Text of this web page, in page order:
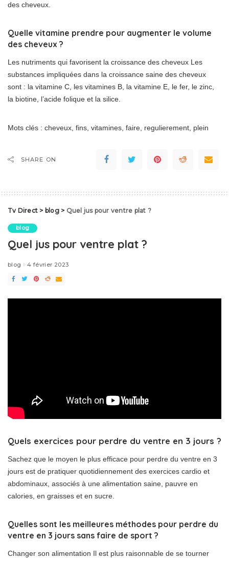
des cheveux.
Quelle vitamine prendre pour augmenter le volume
des cheveux ?
Les nutriments qui favorisent la croissance des cheveux Les
substances impliquées dans la croissance saine des cheveux
sont : la vitamine C, les vitamines B, la vitamine E, le fer, le zinc,
la biotine, l’acide folique et la silice.
Mots clés : cheveux, fins, vitamines, faire, regulierement, plein
SHARE ON
Tv Direct > blog> Quel jus pour ventre plat ?
blog
Quel jus pour ventre plat ?
blog 4 février 2023
Quels exercices pour perdre du ventre en 3 jours ?
Sachez que le moyen le plus efficace pour perdre du ventre en 3
jours est de pratiquer quotidiennement des exercices cardio et
abdominaux, associés à une alimentation saine, pauvre en
calories, en graisses et en sucre.
Quelles sont les meilleures méthodes pour perdre du
ventre en 3 jours sans faire de sport ?
Changer son alimentation Il est plus raisonnable de se tourner